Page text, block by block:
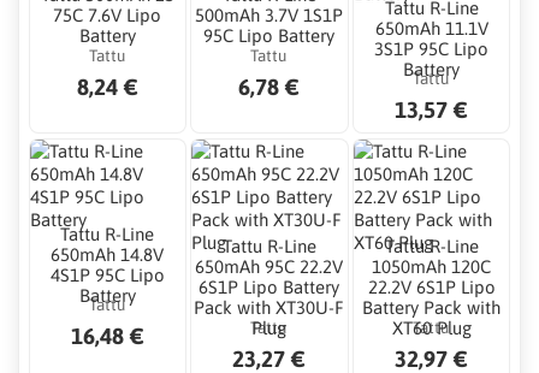
75C 7.6V Lipo
Battery
Tattu
8,24 €
500mAh 3.7V 1S1P
95C Lipo Battery
Tattu
6,78 €
Tattu R-Line
650mAh 11.1V
3S1P 95C Lipo
Battery
Tattu
13,57 €
Tattu R-Line
650mAh 14.8V
4S1P 95C Lipo
Battery
Tattu
16,48 €
Tattu R-Line
650mAh 95C 22.2V
6S1P Lipo Battery
Pack with XT30U-F
Plug
Tattu
23,27 €
Tattu R-Line
1050mAh 120C
22.2V 6S1P Lipo
Battery Pack with
XT60 Plug
Tattu
32,97 €